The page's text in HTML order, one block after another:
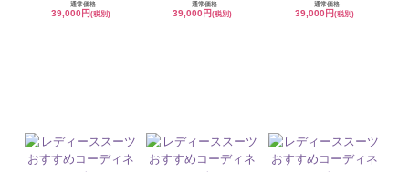
通常価格
39,000円(税別)
通常価格
39,000円(税別)
通常価格
39,000円 (税別)